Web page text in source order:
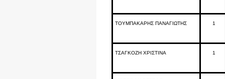
ΤΟΥΜΠΑΚΑΡΗΣ ΠΑΝΑΓΙΩΤΗΣ 1
ΤΣΑΓΚΟΖΗ ΧΡΙΣΤΙΝΑ 1